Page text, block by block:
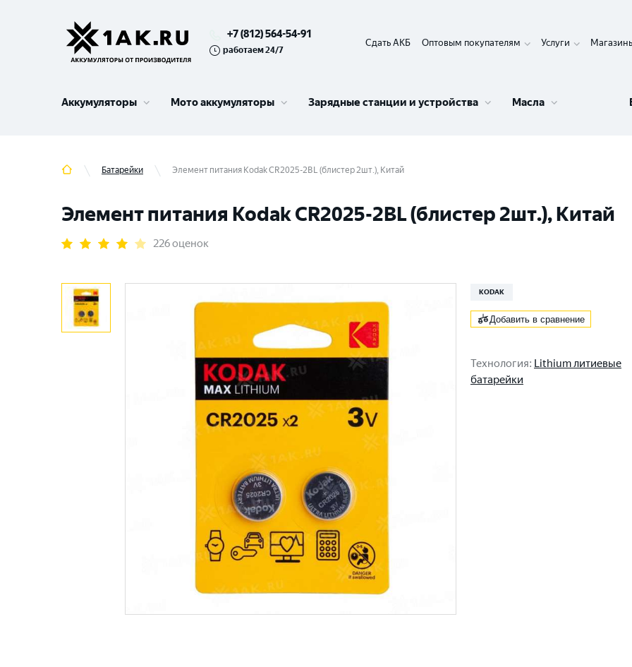
+7 (812) 564-54-91
работаем 24/7
Сдать АКБ Оптовым покупателям Услуги
Аккумуляторы Мото аккумуляторы Зарядные станции и устройства Масла
Батарейки Элемент питания Kodak CR2025-2BL (блистер 2шт.), Китай
Элемент питания Kodak CR2025-2BL (блистер 2шт.), Китай
226 оценок
KODAK
Добавить в сравнение
Технология: Lithium литиевые
батарейки